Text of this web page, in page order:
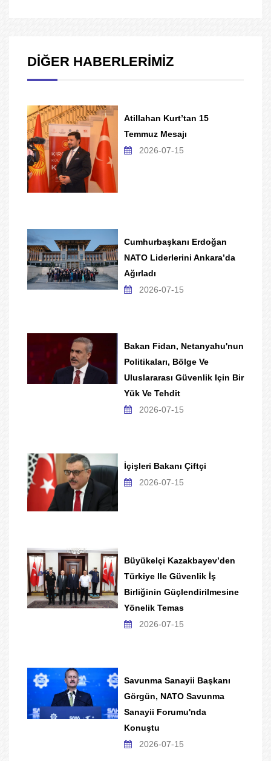
DİĞER HABERLERİMİZ
Atillahan Kurt’tan 15
Temmuz Mesajı
2026-07-15
Cumhurbaşkanı Erdoğan
NATO Liderlerini Ankara’da
Ağırladı
2026-07-15
Bakan Fidan, Netanyahu'nun
Politikaları, Bölge Ve
Uluslararası Güvenlik Için Bir
Yük Ve Tehdit
2026-07-15
İçişleri Bakanı Çiftçi
2026-07-15
Büyükelçi Kazakbayev’den
Türkiye Ile Güvenlik İş
Birliğinin Güçlendirilmesine
Yönelik Temas
2026-07-15
Savunma Sanayii Başkanı
Görgün, NATO Savunma
Sanayii Forumu'nda
Konuştu
2026-07-15